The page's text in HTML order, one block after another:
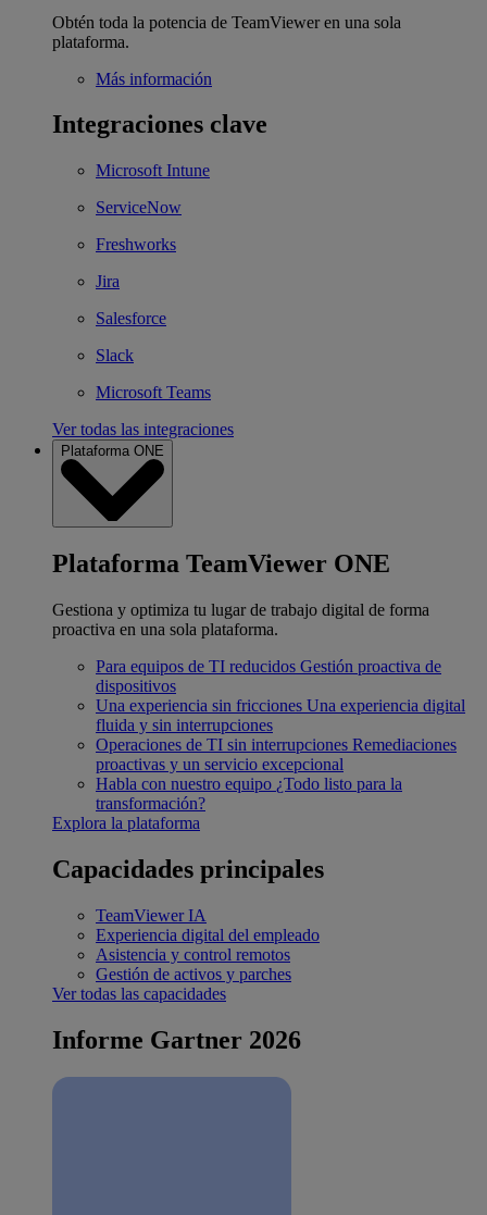
Obtén toda la potencia de TeamViewer en una sola
plataforma.
Más información
Integraciones clave
Microsoft Intune
ServiceNow
Freshworks
Jira
Salesforce
Slack
Microsoft Teams
Ver todas las integraciones
Plataforma ONE
Plataforma TeamViewer ONE
Gestiona y optimiza tu lugar de trabajo digital de forma
proactiva en una sola plataforma.
Para equipos de TI reducidos Gestión proactiva de
dispositivos
Una experiencia sin fricciones Una experiencia digital
fluida y sin interrupciones
Operaciones de TI sin interrupciones Remediaciones
proactivas y un servicio excepcional
Habla con nuestro equipo ¿Todo listo para la
transformación?
Explora la plataforma
Capacidades principales
TeamViewer IA
Experiencia digital del empleado
Asistencia y control remotos
Gestión de activos y parches
Ver todas las capacidades
Informe Gartner 2026